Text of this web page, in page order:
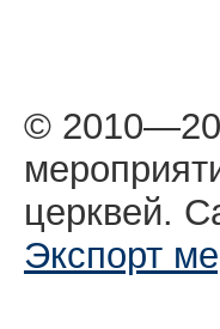
©
церквей.
Экспорт